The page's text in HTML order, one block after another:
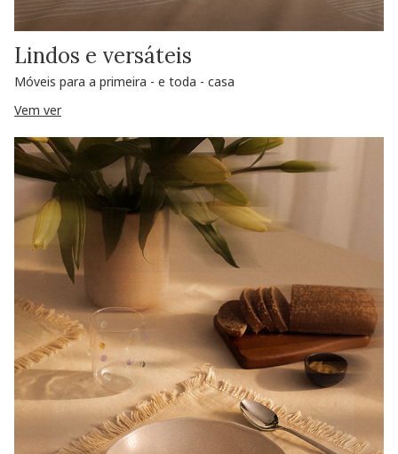
Lindos e versáteis
Móveis para a primeira - e toda - casa
Vem ver